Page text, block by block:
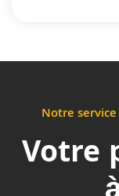
Notre
Votre